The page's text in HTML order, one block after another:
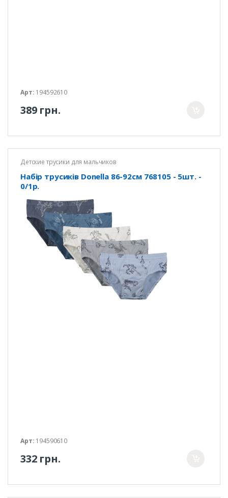
Арт: 194592610
389 грн.
Детские трусики для мальчиков
Набір трусиків Donella 86-92см 768105 - 5шт. -
0/1р.
Арт: 194590610
332 грн.